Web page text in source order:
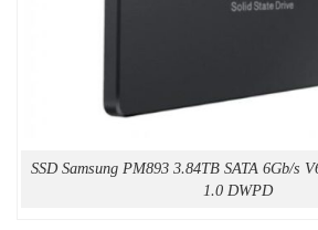
SSD Samsung PM893 3.84TB SATA 6Gb/s
1.0 DWPD